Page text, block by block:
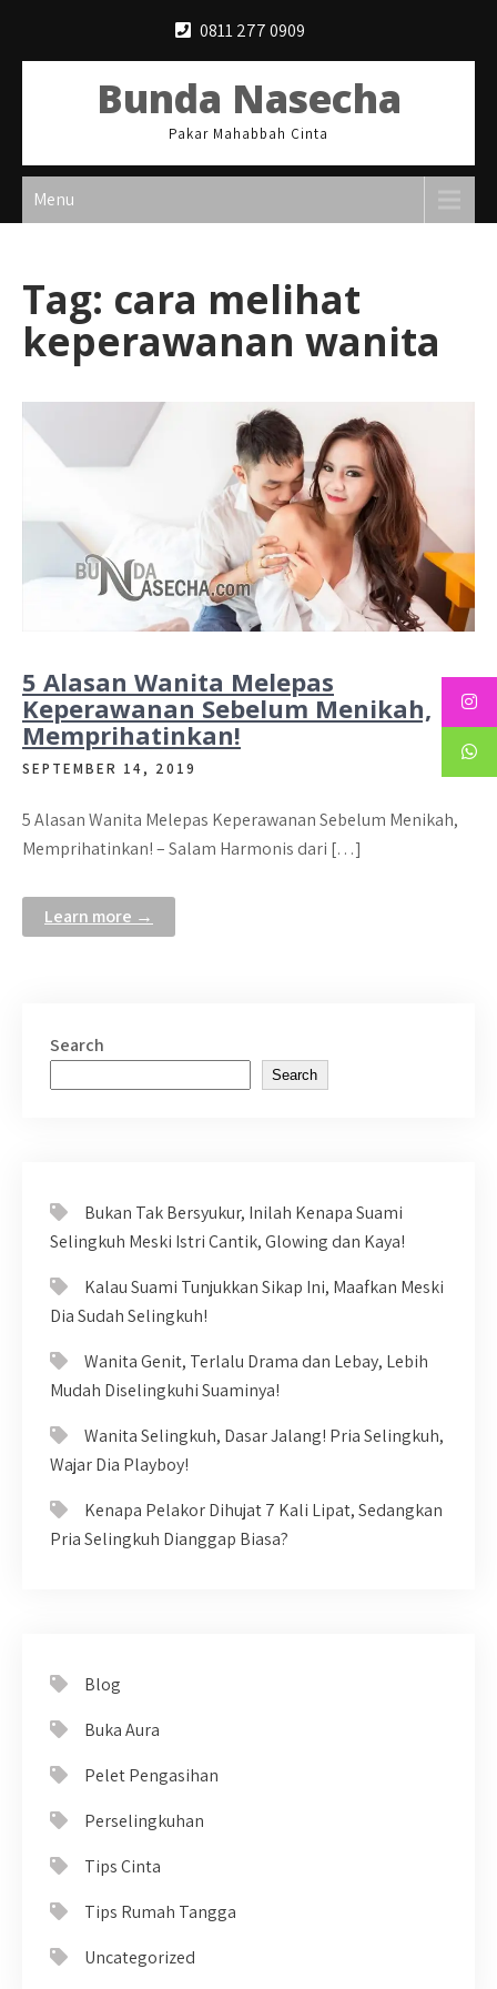
0811 277 0909
Bunda Nasecha
Pakar Mahabbah Cinta
Menu
Tag: cara melihat
keperawanan wanita
5 Alasan Wanita Melepas
Keperawanan Sebelum Menikah,
Memprihatinkan!
SEPTEMBER 14, 2019
5 Alasan Wanita Melepas Keperawanan Sebelum Menikah,
Memprihatinkan! – Salam Harmonis dari […]
Learn more →
Search
Search
Bukan Tak Bersyukur, Inilah Kenapa Suami
Selingkuh Meski Istri Cantik, Glowing dan Kaya!
Kalau Suami Tunjukkan Sikap Ini, Maafkan Meski
Dia Sudah Selingkuh!
Wanita Genit, Terlalu Drama dan Lebay, Lebih
Mudah Diselingkuhi Suaminya!
Wanita Selingkuh, Dasar Jalang! Pria Selingkuh,
Wajar Dia Playboy!
Kenapa Pelakor Dihujat 7 Kali Lipat, Sedangkan
Pria Selingkuh Dianggap Biasa?
Blog
Buka Aura
Pelet Pengasihan
Perselingkuhan
Tips Cinta
Tips Rumah Tangga
Uncategorized